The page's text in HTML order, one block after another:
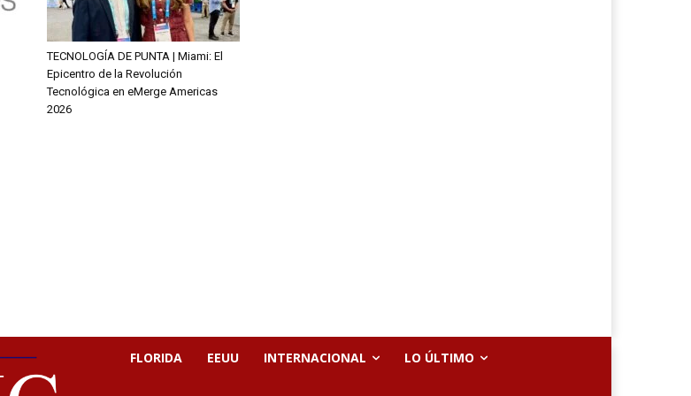
TECNOLOGÍA DE PUNTA | Miami: El
Epicentro de la Revolución
Tecnológica en eMerge Americas
2026
FLORIDA EEUU INTERNACIONAL LO ÚLTIMO